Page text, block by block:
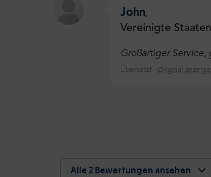
John,
Vereinigte Staaten
Großartiger Service,
Übersetzt · Original
Alle 2 Bewertungen ansehen